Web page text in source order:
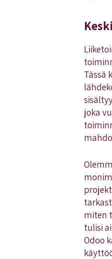
Tässä
joka
miten
tulisi
Odoo